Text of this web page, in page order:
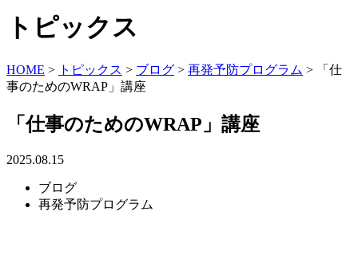
トピックス
HOME > トピックス > ブログ > 再発予防プログラム >
「仕
事のためのWRAP」講座
「仕事のためのWRAP」講座
2025.08.15
ブログ
再発予防プログラム